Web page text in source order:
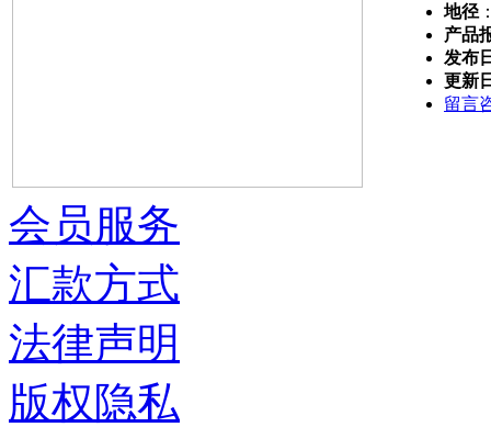
地径
产品
发布
更新
留言
会员服务
汇款方式
法律声明
版权隐私